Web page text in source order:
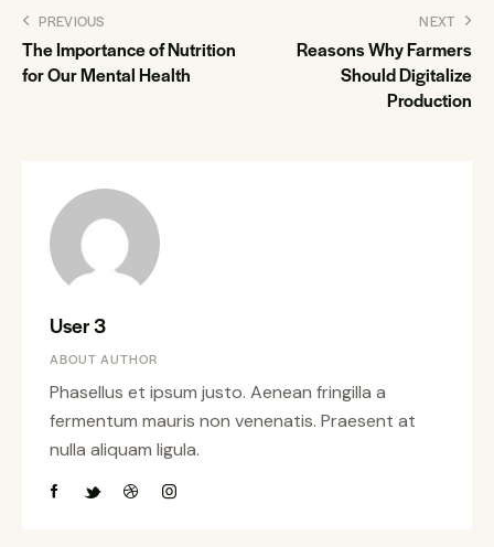
PREVIOUS
The Importance of Nutrition
for Our Mental Health
NEXT
Reasons Why Farmers
Should Digitalize
Production
User 3
ABOUT AUTHOR
Phasellus et ipsum justo. Aenean fringilla a
fermentum mauris non venenatis. Praesent at
nulla aliquam ligula.